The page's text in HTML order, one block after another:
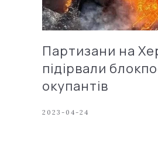
Партизани на
підірвали
окупантів
2023-04-24